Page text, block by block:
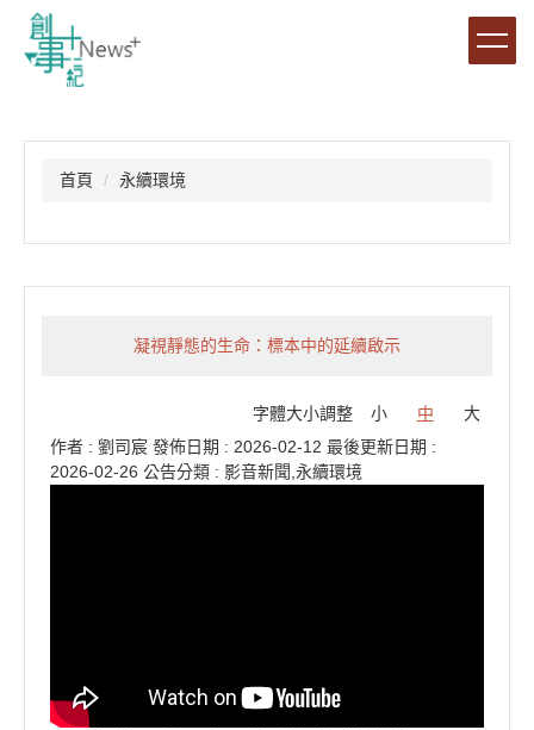
容
首頁 永續環境
凝視靜態的生命：標本中的延續啟示
字體大小調整 小 中
大
作者 : 劉司宸 發佈日期 : 2026-02-12 最後更新日期 :
2026-02-26 公告分類 : 影音新聞,永續環境